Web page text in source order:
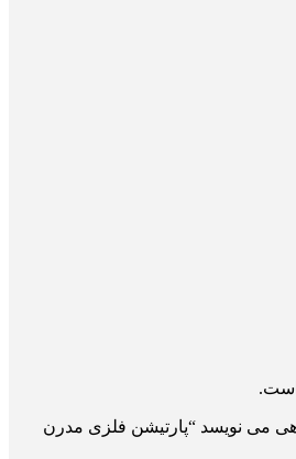
می نویسد “پارتیشن فلزی مدرن